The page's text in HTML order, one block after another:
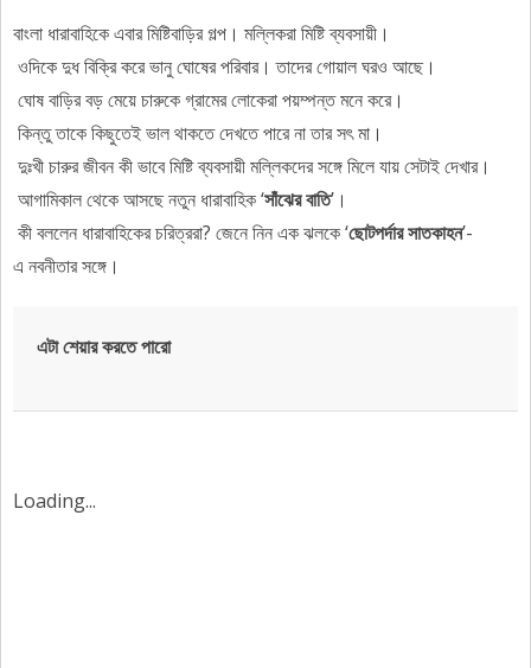
বাংলা ধারাবাহিকেএবারমিষ্টিবাড়িরগল্প। মল্লিকরামিষ্টিব্যবসায়ী।
ওদিকেদুধবিক্রিকরেভানুঘোষেরপরিবার। তাদেরগোয়ালঘরও আছে।
ঘোষবাড়িরবড়মেয়েচারুকেগ্রামেরলোকেরাপয়ম্পন্তমনেকরে।
কিন্তুতাকেকিছুতেইভালথাকতেদেখতেপারেনাতারসৎমা।
দুঃখীচারুরজীবনকীভাবেমিষ্টিব্যবসায়ীমল্লিকদেরসঙ্গেমিলেযায়সেটাইদেখার।
আগামিকালথেকেআসছেনতুন ধারাবাহিক‘সাঁঝেরবাতি’ ।
কীবললেন ধারাবাহিকেরচরিত্ররা? জেনেনিনএকঝলকে‘ছোটপর্দারসাতকাহন’-
এ নবনীতারসঙ্গে।
এটা শেয়ার করতে পারো
Loading...